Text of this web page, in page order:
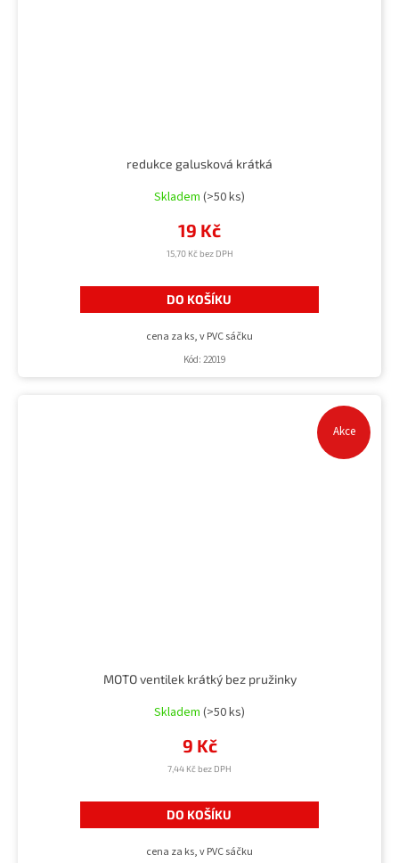
redukce galusková krátká
Skladem (>50 ks)
15,70 Kč bez DPH
19 Kč
DO KOŠÍKU
cena za ks, v PVC sáčku
Kód: 22019
Akce
MOTO ventilek krátký bez pružinky
Skladem (>50 ks)
7,44 Kč bez DPH
9 Kč
DO KOŠÍKU
cena za ks, v PVC sáčku